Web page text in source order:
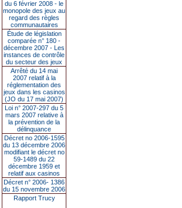
du 6 février 2008 - le
monopole des jeux au
regard des règles
communautaires
Étude de législation
comparée n° 180 -
décembre 2007 - Les
instances de contrôle
du secteur des jeux
Arrêté du 14 mai
2007 relatif à la
réglementation des
jeux dans les casinos
(JO du 17 mai 2007)
Loi n° 2007-297 du 5
mars 2007 relative à
la prévention de la
délinquance
Décret no 2006-1595
du 13 décembre 2006
modifiant le décret no
59-1489 du 22
décembre 1959 et
relatif aux casinos
Décret n° 2006- 1386
du 15 novembre 2006
Rapport Trucy